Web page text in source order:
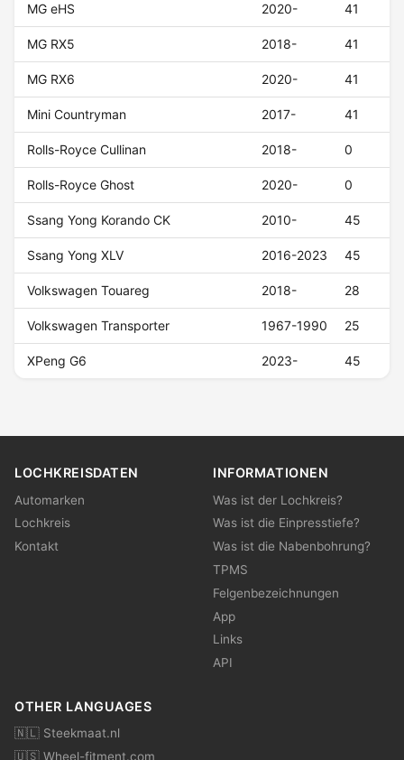
MG eHS 2020- 41
MG RX5 2018- 41
MG RX6 2020- 41
Mini Countryman 2017- 41
Rolls-Royce Cullinan 2018- 0
Rolls-Royce Ghost 2020- 0
Ssang Yong Korando CK 2010- 45
Ssang Yong XLV 2016-2023 45
Volkswagen Touareg 2018- 28
Volkswagen Transporter 1967-1990 25
XPeng G6 2023- 45
LOCHKREISDATEN
Automarken
Lochkreis
Kontakt
INFORMATIONEN
Was ist der Lochkreis?
Was ist die Einpresstiefe?
Was ist die Nabenbohrung?
TPMS
Felgenbezeichnungen
App
Links
API
OTHER LANGUAGES
🇳🇱 Steekmaat.nl
🇺🇸 Wheel-fitment.com